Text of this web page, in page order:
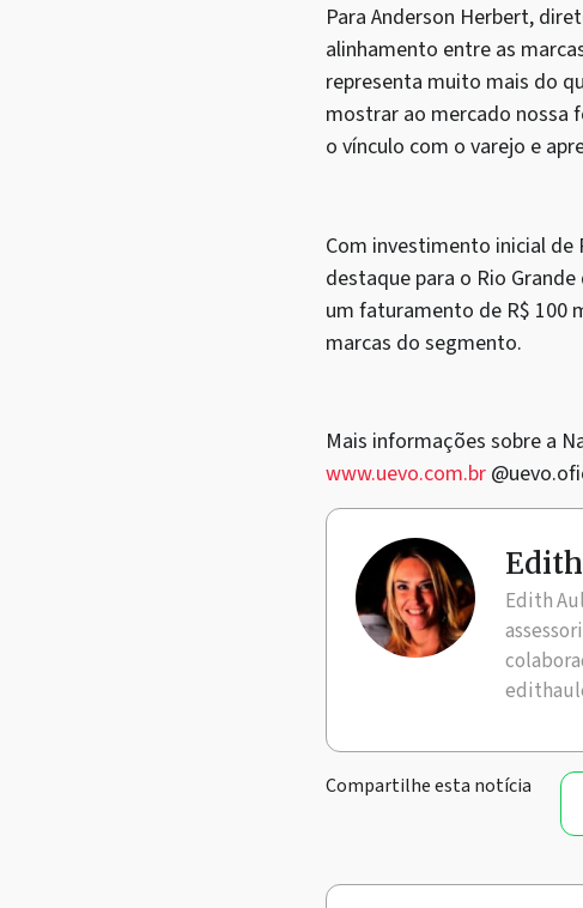
Para Anderson Herbert,
alinhamento entre as
representa muito mais do
mostrar ao mercado nossa
o vínculo com o varejo e
Com investimento inicial de
destaque para o Rio
um faturamento de R$ 100
marcas do segmento.
Mais informações sobre a
www.uevo.com.br
Edith
Compartilhe esta notícia